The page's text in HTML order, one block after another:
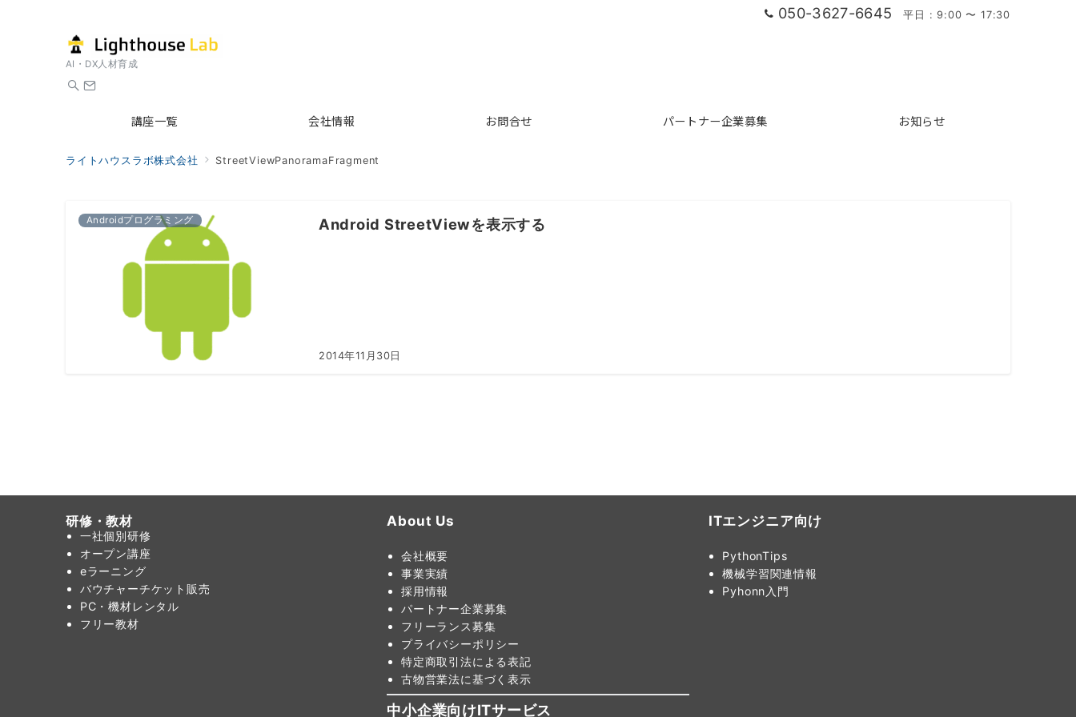
050-3627-6645 平日 : 9:00 〜 17:30
AI・DX人材育成
講座一覧 会社情報 お問合せ パートナー企業募集 お知らせ
ライトハウスラボ株式会社 StreetViewPanoramaFragment
Androidプログラミング Android StreetViewを表示する
2014年11月30日
研修・教材
一社個別研修
オープン講座
eラーニング
バウチャーチケット販売
PC・機材レンタル
フリー教材
About Us
会社概要
事業実績
採用情報
パートナー企業募集
フリーランス募集
プライバシーポリシー
特定商取引法による表記
古物営業法に基づく表示
中小企業向けITサービス
ITエンジニア向け
PythonTips
機械学習関連情報
Pyhonn入門